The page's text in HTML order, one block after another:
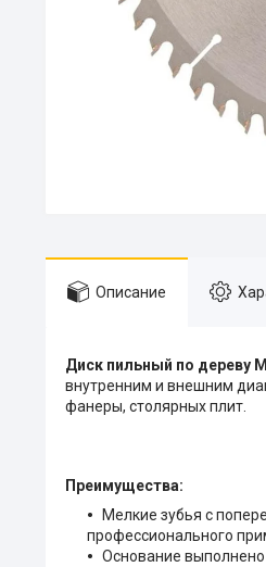
Описание
Диск пильный по дереву
внутренним и внешним
фанеры, столярных плит.
Преимущества:
Мелкие зубья с
профессионального
Основание выполнено